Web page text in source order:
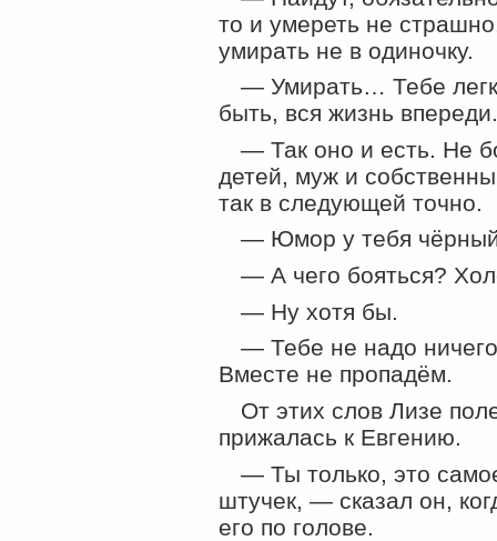
то и умереть не
умирать не в одиночку.
— Умирать… Тебе
быть, вся жизнь впереди.
— Так оно и есть. Не
детей, муж и
так в следующей точно.
— Юмор у тебя
— А чего бояться?
— Ну хотя бы.
— Тебе не надо
Вместе не пропадём.
От этих слов Лизе
прижалась к Евгению.
— Ты только, это
штучек, — сказал он,
его по голове.